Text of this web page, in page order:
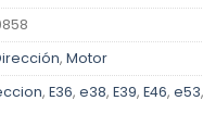
, Motor
, E36, e38, E39, E46, e53,